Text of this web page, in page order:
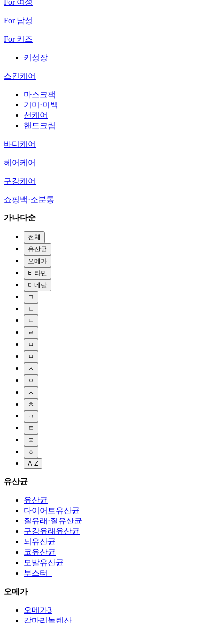
For 여성
For 남성
For 키즈
키성장
스킨케어
마스크팩
기미·미백
선케어
핸드크림
바디케어
헤어케어
구강케어
쇼핑백·소분통
가나다순
전체
유산균
오메가
비타민
미네랄
ㄱ
ㄴ
ㄷ
ㄹ
ㅁ
ㅂ
ㅅ
ㅇ
ㅈ
ㅊ
ㅋ
ㅌ
ㅍ
ㅎ
A-Z
유산균
유산균
다이어트유산균
질유래·질유산균
구강유래유산균
뇌유산균
코유산균
모발유산균
부스터+
오메가
오메가3
감마리놀렌산